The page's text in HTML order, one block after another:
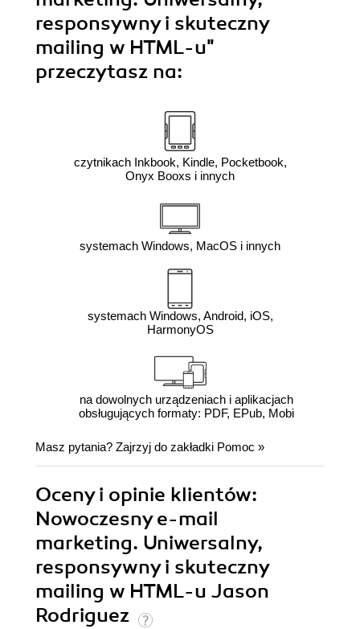
responsywny i skuteczny
mailing w HTML-u"
przeczytasz na:
czytnikach Inkbook, Kindle, Pocketbook,
Onyx Booxs i innych
systemach Windows, MacOS i innych
systemach Windows, Android, iOS,
HarmonyOS
na dowolnych urządzeniach i aplikacjach
obsługujących formaty: PDF, EPub, Mobi
Masz pytania? Zajrzyj do zakładki Pomoc »
Oceny i opinie klientów:
Nowoczesny e-mail
marketing. Uniwersalny,
responsywny i skuteczny
mailing w HTML-u Jason
Rodriguez